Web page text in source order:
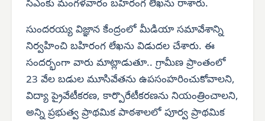
సీఎంకు మంగళవారం బహిరంగ లేఖను రాశారు.
సుందరయ్య విజ్ఞాన కేంద్రంలో మీడియా సమావేశాన్ని
నిర్వహించి బహిరంగ లేఖను విడుదల చేశారు. ఈ
సందర్భంగా వారు మాట్లాడుతూ.. గ్రామీణ ప్రాంతంలో
23 వేల బడుల మూసివేతను ఉపసంహరించుకోవాలని,
విద్యా ప్రైవేటీకరణ, కార్పొరేటీకరణను నియంత్రించాలని,
అన్ని ప్రభుత్వ ప్రాథమిక పాఠశాలలో పూర్వ ప్రాథమిక